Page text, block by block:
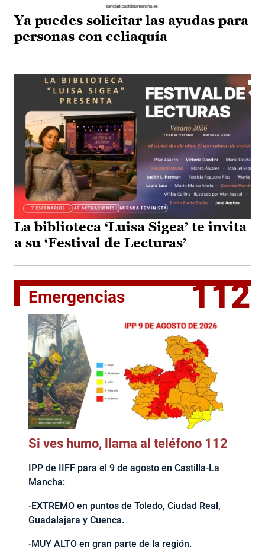
Ya puedes solicitar las ayudas para
personas con celiaquía
La biblioteca ‘Luisa Sigea’ te invita
a su ‘Festival de Lecturas’
Emergencias 112
Si ves humo, llama al teléfono 112
IPP de IIFF para el 9 de agosto en Castilla-La
Mancha:
-EXTREMO en puntos de Toledo, Ciudad Real,
Guadalajara y Cuenca.
-MUY ALTO en gran parte de la región.